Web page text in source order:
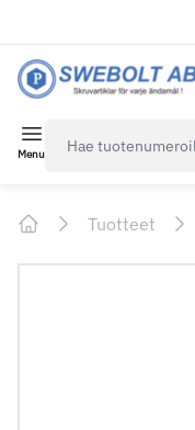
Menu
Tuotteet